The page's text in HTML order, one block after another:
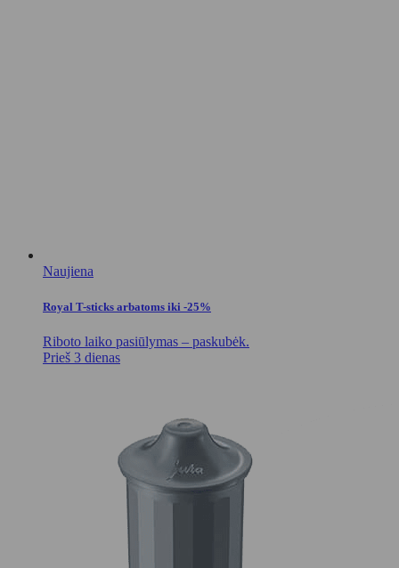
Naujiena
Royal T-sticks arbatoms iki -25%
Riboto laiko pasiūlymas – paskubėk.
Prieš 3 dienas